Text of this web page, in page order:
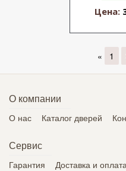
Цена:
« 1
О компании
О нас Каталог дверей
Сервис
Гарантия Доставка и оплата